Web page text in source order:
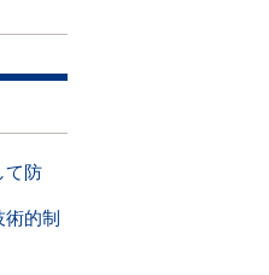
て防
的制